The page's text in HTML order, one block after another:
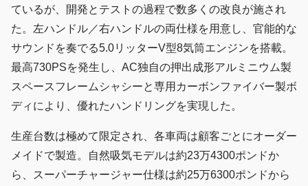
ているが、開発とテストの過程で数多くの改良が施され
た。左ハンドル／右ハンドルの両仕様を用意し、官能的な
サウンドを奏でる5.0リッターV型8気筒エンジンを搭載。
最高730PSを発生し、AC独自の押出成形アルミニウム製
スペースフレームシャシーと専用カーボンファイバー製ボ
ディにより、優れたハンドリングを実現した。
生産台数は極めて限定され、各車両は顧客ごとにオーダー
メイドで製造。自然吸気モデルは約23万4300ポンドか
ら、スーパーチャージャー仕様は約25万6300ポンドから